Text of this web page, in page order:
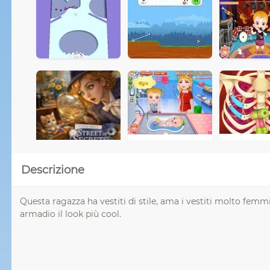
Descrizione
Questa ragazza ha vestiti di stile, ama i vestiti molto
armadio il look più cool.